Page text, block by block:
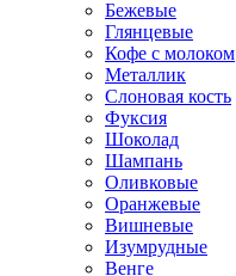
Бежевые
Глянцевые
Кофе с молоком
Металлик
Слоновая кость
Фуксия
Шоколад
Шампань
Оливковые
Оранжевые
Вишневые
Изумрудные
Венге